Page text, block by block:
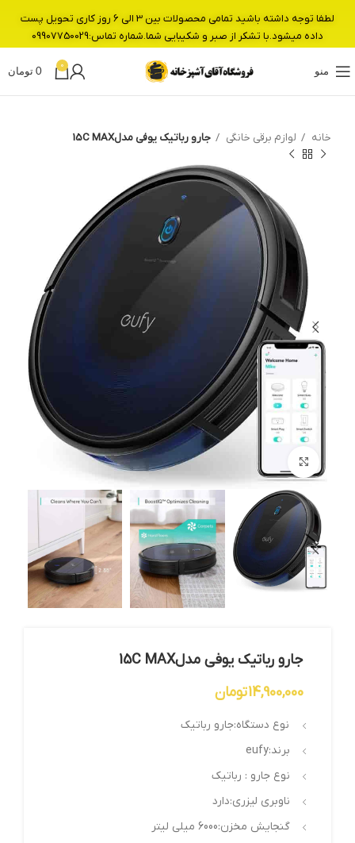
منو
0
0 تومان
خانه لوازم برقی خانگی جارو رباتیک یوفی مدل15C MAX
بزرگنمایی تصویر
جارو رباتیک یوفی مدل15C MAX
14,900,000تومان
نوع دستگاه:جارو رباتیک
برند:eufy
نوع جارو : رباتیک
ناوبری لیزری:دارد
گنجایش مخزن:6000 میلی لیتر
لطفا توجه داشته باشید تمامی محصولات بین 3 الی 6 روز کاری تحویل پست
داده میشود.با تشکر از صبر و شکیبایی شما.شماره تماس:09907750029